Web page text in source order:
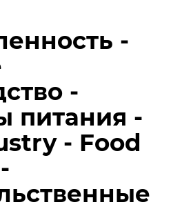
-
-
питания -
- Food